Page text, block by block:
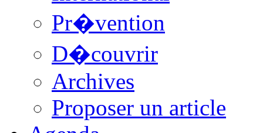
Pr�vention
D�couvrir
Archives
Proposer un article